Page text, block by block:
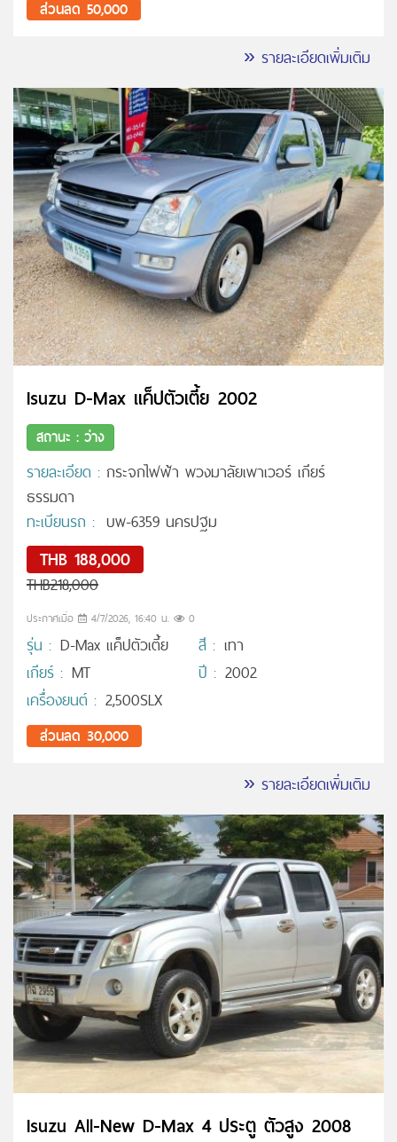
ส่วนลด 50,000
» รายละเอียดเพิ่มเติม
Isuzu D-Max แค็ปตัวเตี้ย 2002
สถานะ : ว่าง
รายละเอียด : กระจกไฟฟ้า พวงมาลัยเพาเวอร์ เกียร์
ธรรมดา
ทะเบียนรถ : บพ-6359 นครปฐม
THB 188,000
THB218,000
ประกาศเมื่อ 4/7/2026, 16:40 น. 0
รุ่น : D-Max แค็ปตัวเตี้ย สี : เทา
เกียร์ : MT ปี : 2002
เครื่องยนต์ : 2,500SLX
ส่วนลด 30,000
» รายละเอียดเพิ่มเติม
Isuzu All-New D-Max 4 ประตู ตัวสูง 2008